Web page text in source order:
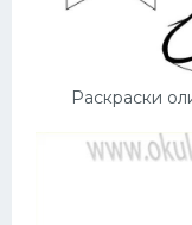
Раскраски